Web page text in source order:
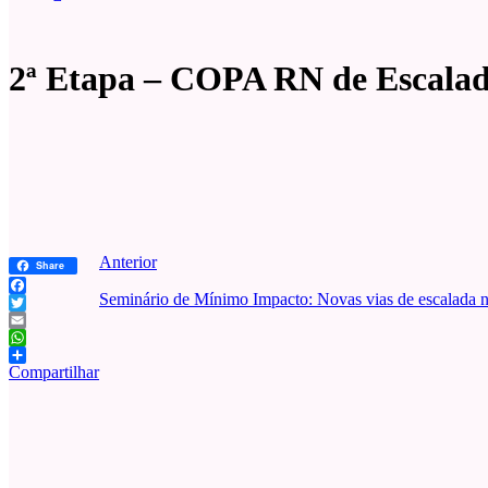
2ª Etapa – COPA RN de
Share
Facebook
Twitter
Email
WhatsApp
Compartilhar
Anterior
Seminário de Mínimo Impacto: Novas vias de escalada